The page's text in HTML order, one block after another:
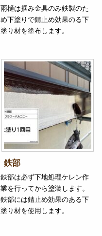
雨樋は掴み金具のみ鉄製のた
め下塗りで錆止め効果のる下
塗り材を塗布します。
鉄部
鉄部は必ず下地処理ケレン作
業を行ってから塗装します。
鉄部には錆止め効果のある下
塗り材を使用します。